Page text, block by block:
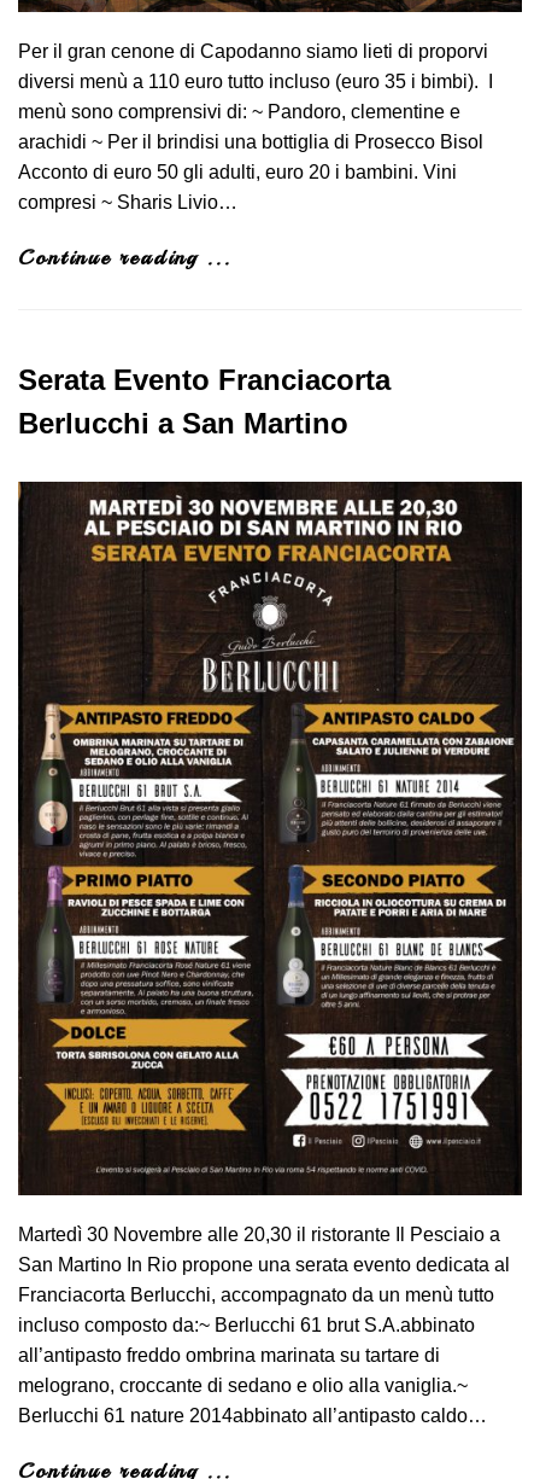
Per il gran cenone di Capodanno siamo lieti di proporvi
diversi menù a 110 euro tutto incluso (euro 35 i bimbi). I
menù sono comprensivi di: ~ Pandoro, clementine e
arachidi ~ Per il brindisi una bottiglia di Prosecco Bisol
Acconto di euro 50 gli adulti, euro 20 i bambini. Vini
compresi ~ Sharis Livio…
Continue reading ...
Serata Evento Franciacorta
Berlucchi a San Martino
Martedì 30 Novembre alle 20,30 il ristorante Il Pesciaio a
San Martino In Rio propone una serata evento dedicata al
Franciacorta Berlucchi, accompagnato da un menù tutto
incluso composto da:~ Berlucchi 61 brut S.A.abbinato
all’antipasto freddo ombrina marinata su tartare di
melograno, croccante di sedano e olio alla vaniglia.~
Berlucchi 61 nature 2014abbinato all’antipasto caldo…
Continue reading ...